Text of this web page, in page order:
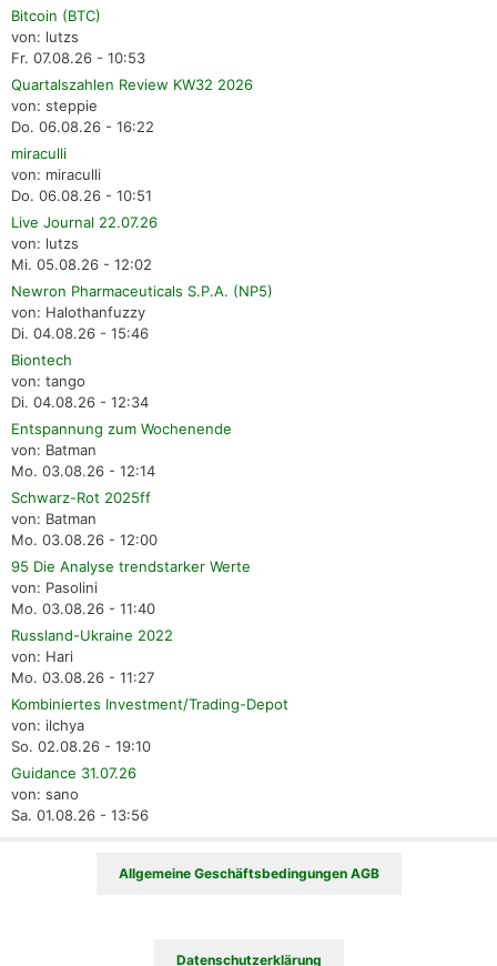
Bitcoin (BTC)
von: lutzs
Fr. 07.08.26 - 10:53
Quartalszahlen Review KW32 2026
von: steppie
Do. 06.08.26 - 16:22
miraculli
von: miraculli
Do. 06.08.26 - 10:51
Live Journal 22.07.26
von: lutzs
Mi. 05.08.26 - 12:02
Newron Pharmaceuticals S.P.A. (NP5)
von: Halothanfuzzy
Di. 04.08.26 - 15:46
Biontech
von: tango
Di. 04.08.26 - 12:34
Entspannung zum Wochenende
von: Batman
Mo. 03.08.26 - 12:14
Schwarz-Rot 2025ff
von: Batman
Mo. 03.08.26 - 12:00
95 Die Analyse trendstarker Werte
von: Pasolini
Mo. 03.08.26 - 11:40
Russland-Ukraine 2022
von: Hari
Mo. 03.08.26 - 11:27
Kombiniertes Investment/Trading-Depot
von: ilchya
So. 02.08.26 - 19:10
Guidance 31.07.26
von: sano
Sa. 01.08.26 - 13:56
Allgemeine Geschäftsbedingungen AGB
Datenschutzerklärung